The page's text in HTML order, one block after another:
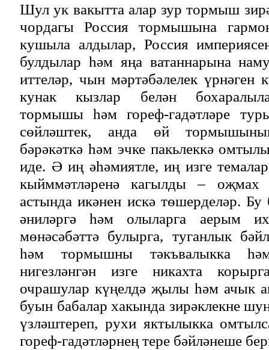
Шул ук вакытта алар зур тормыш
чордагы Россия тормышына
кушыла алдылар, Россия
булдылар һәм яңа ватаннарына
иттеләр, чын мәртәбәлелек үрнәген
кунак кызлар белән
тормышы һәм гореф-гадәтләре
сөйләштек, анда өй
бәрәкәткә һәм эчке пакьлеккә
иде. Ә иң әһәмиятле, иң изге
кыйммәтләренә кагылды – оҗмах
астында икәнен искә төшерделәр. Бу
әниләргә һәм олыларга аерым
мөнәсәбәттә булырга, туганлык
һәм тормышны тәкъвалыкка
нигезләнгән изге никахта
очрашулар күңелдә җылы һәм ачык
буын бабалар хакында зирәклекне
үзләштереп, рухи яктылыкка
гореф-гадәтләрнең тере бәйләнеше